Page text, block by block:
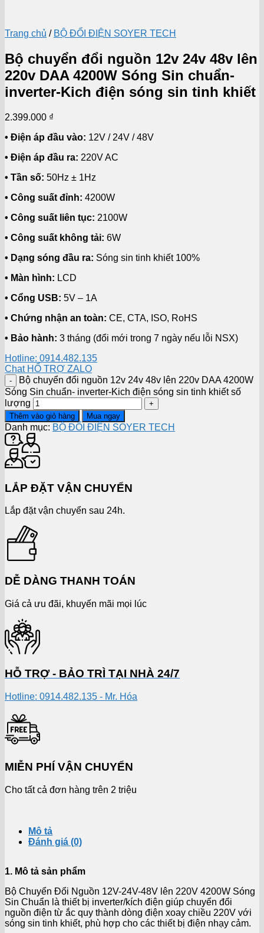
Trang chủ / BỘ ĐỔI ĐIỆN SOYER TECH
Bộ chuyển đổi nguồn 12v 24v 48v lên
220v DAA 4200W Sóng Sin chuẩn-
inverter-Kich điện sóng sin tinh khiết
2.399.000 ₫
• Điện áp đầu vào: 12V / 24V / 48V
• Điện áp đầu ra: 220V AC
• Tần số: 50Hz ± 1Hz
• Công suất đỉnh: 4200W
• Công suất liên tục: 2100W
• Công suất không tải: 6W
• Dạng sóng đầu ra: Sóng sin tinh khiết 100%
• Màn hình: LCD
• Cổng USB: 5V – 1A
• Chứng nhận an toàn: CE, CTA, ISO, RoHS
• Bảo hành: 3 tháng (đổi mới trong 7 ngày nếu lỗi NSX)
Hotline: 0914.482.135
Chat HỔ TRỢ ZALO
Bộ chuyển đổi nguồn 12v 24v 48v lên 220v DAA 4200W
Sóng Sin chuẩn- inverter-Kich điện sóng sin tinh khiết số
lượng
Thêm vào giỏ hàng Mua ngay
Danh mục: BỘ ĐỔI ĐIỆN SOYER TECH
LẮP ĐẶT VẬN CHUYỂN
Lắp đặt vận chuyển sau 24h.
DỄ DÀNG THANH TOÁN
Giá cả ưu đãi, khuyến mãi mọi lúc
HỖ TRỢ - BẢO TRÌ TẠI NHÀ 24/7
Hotline: 0914.482.135 - Mr. Hóa
MIỄN PHÍ VẬN CHUYỂN
Cho tất cả đơn hàng trên 2 triệu
Mô tả
Đánh giá (0)
1. Mô tả sản phẩm
Bộ Chuyển Đổi Nguồn 12V-24V-48V lên 220V 4200W Sóng
Sin Chuẩn là thiết bị inverter/kích điện giúp chuyển đổi
nguồn điện từ ắc quy thành dòng điện xoay chiều 220V với
sóng sin tinh khiết, phù hợp cho các thiết bị điện nhạy cảm.